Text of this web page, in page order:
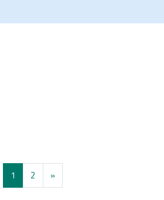
1 Pagina 1
2 Pagina 2
»Pagina successiva